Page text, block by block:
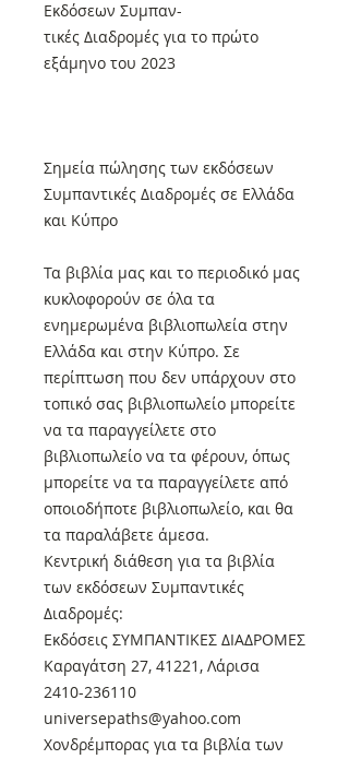
Εκδόσεων Συμπαν-
τικές Διαδρομές για το πρώτο
εξάμηνο του 2023
Σημεία πώλησης των εκδόσεων
Συμπαντικές Διαδρομές σε Ελλάδα
και Κύπρο
Τα βιβλία μας και το περιοδικό μας
κυκλοφορούν σε όλα τα
ενημερωμένα βιβλιοπωλεία στην
Ελλάδα και στην Κύπρο. Σε
περίπτωση που δεν υπάρχουν στο
τοπικό σας βιβλιοπωλείο μπορείτε
να τα παραγγείλετε στο
βιβλιοπωλείο να τα φέρουν, όπως
μπορείτε να τα παραγγείλετε από
οποιοδήποτε βιβλιοπωλείο, και θα
τα παραλάβετε άμεσα.
Κεντρική διάθεση για τα βιβλία
των εκδόσεων Συμπαντικές
Διαδρομές:
Εκδόσεις ΣΥΜΠΑΝΤΙΚΕΣ ΔΙΑΔΡΟΜΕΣ
Καραγάτση 27, 41221, Λάρισα
2410-236110
universepaths@yahoo.com
Xονδρέμπορας για τα βιβλία των